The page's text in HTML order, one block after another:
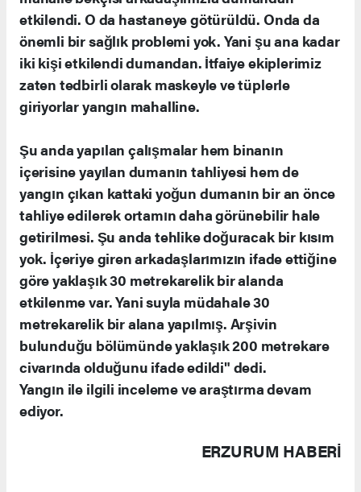
etkilendi. O da hastaneye götürüldü. Onda da
önemli bir sağlık problemi yok. Yani şu ana kadar
iki kişi etkilendi dumandan. İtfaiye ekiplerimiz
zaten tedbirli olarak maskeyle ve tüplerle
giriyorlar yangın mahalline.
Şu anda yapılan çalışmalar hem binanın
içerisine yayılan dumanın tahliyesi hem de
yangın çıkan kattaki yoğun dumanın bir an önce
tahliye edilerek ortamın daha görünebilir hale
getirilmesi. Şu anda tehlike doğuracak bir kısım
yok. İçeriye giren arkadaşlarımızın ifade ettiğine
göre yaklaşık 30 metrekarelik bir alanda
etkilenme var. Yani suyla müdahale 30
metrekarelik bir alana yapılmış. Arşivin
bulunduğu bölümünde yaklaşık 200 metrekare
civarında olduğunu ifade edildi" dedi.
Yangın ile ilgili inceleme ve araştırma devam
ediyor.
ERZURUM HABERİ